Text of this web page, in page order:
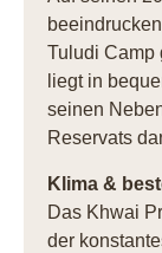
Tuludi Camp
liegt in
seinen
Reservats
Klima &
Das Khwai
der